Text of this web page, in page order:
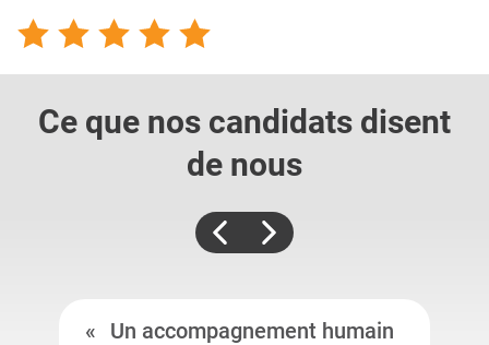
Ce que nos candidats disent
de nous
Un accompagnement humain